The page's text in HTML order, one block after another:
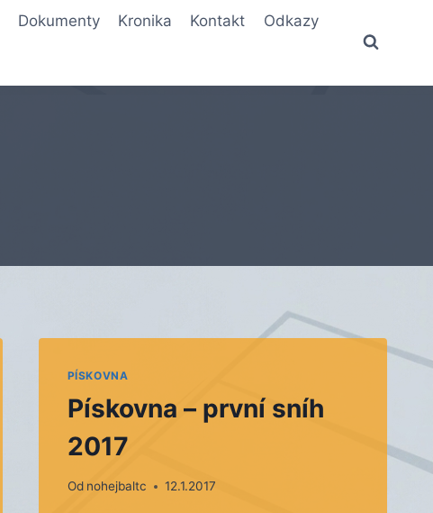
Dokumenty Kronika Kontakt Odkazy
PÍSKOVNA
Pískovna – první sníh
2017
Od nohejbaltc 12.1.2017